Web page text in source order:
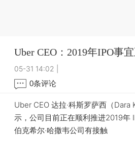
Uber CEO：2019年IPO事
05-31 14:02
0条评论
Uber CEO 达拉·科斯罗萨西（
示，公司目前正在顺利推进2019年
伯克希尔·哈撒韦公司有接触